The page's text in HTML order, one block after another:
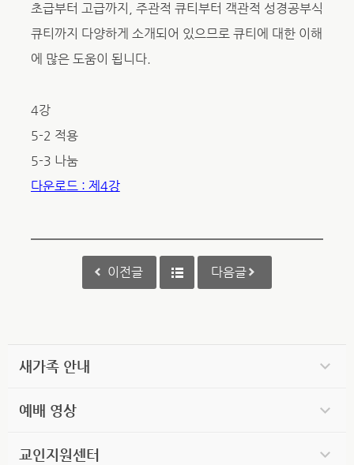
초급부터 고급까지, 주관적 큐티부터 객관적 성경공부식
큐티까지 다양하게 소개되어 있으므로 큐티에 대한 이해
에 많은 도움이 됩니다.
4강
5-2 적용
5-3 나눔
다운로드 : 제4강
이전글 다음글
새가족 안내
예배 영상
교인지원센터